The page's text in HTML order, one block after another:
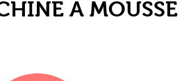
A MOUSSE